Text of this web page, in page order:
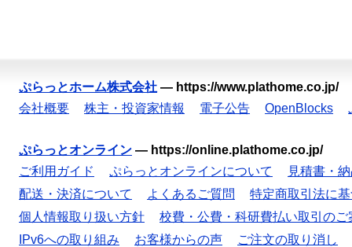
ぷらっとホーム株式会社 — https://www.plathome.co.jp/
会社概要
株主・投資家情報 電子公告 OpenBlocks
ぷらっとオンライン — https://online.plathome.co.jp/
ご利用ガイド
ぷらっとオンラインについて
見積書・
配送・決済について
よくあるご質問
特定商取引法に
個人情報取り扱い方針
校費・公費・科研費払い取引のご
IPv6への取り組み
お客様からの声 ご注文の取り消し